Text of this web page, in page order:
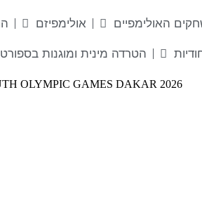
האולימפיים אולימפיזם
הטרדה מינית ומוגנות בספורט